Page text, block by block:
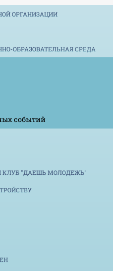
ОРГАНИЗАЦИИ
ОБРАЗОВАТЕЛЬНАЯ СРЕДА
событий
КЛУБ "ДАЕШЬ МОЛОДЕЖЬ"